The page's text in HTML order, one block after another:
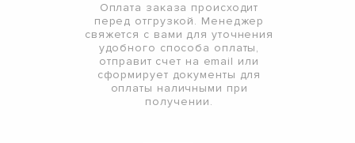
Оплата заказа происходит
перед отгрузкой. Менеджер
свяжется с вами для уточнения
удобного способа оплаты,
отправит счет на email или
сформирует документы для
оплаты наличными при
получении.